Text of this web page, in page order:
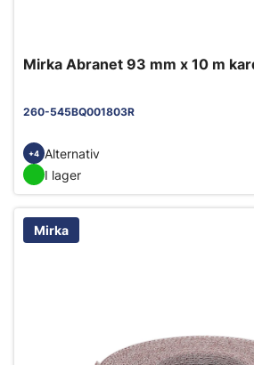
Mirka Abranet 93 mm x 10 m
260-545BQ001803R
+4
Alternativ
I lager
Mirka